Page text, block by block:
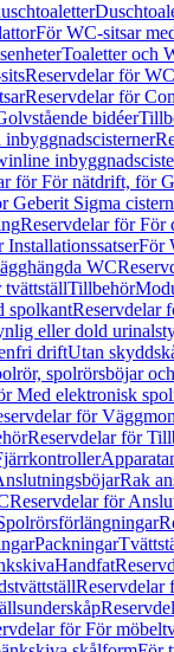
För WC-sitsar
Toaletter och
Reservdelar för
Reservdelar för
bidéer
inbyggnadscisterner
för För nätdrift, för
Geberit Sigma
Reservdelar för För
InstallationssatserFör
WC
Tillbehör
spolkantReservdelar
eller dold
driftUtan
spolrörsböjar
Med elektronisk
för
Reservdelar för
Rak
Reservdelar för
Packningar
Handfat
Reservdelar
för För